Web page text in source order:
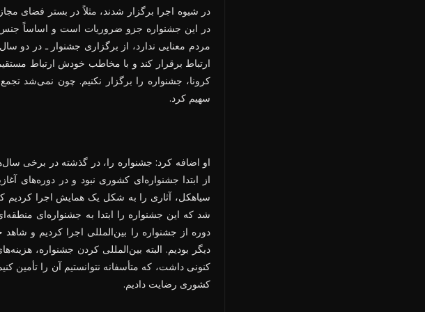
در شیوه اجرا برگزار شدند، مثلاً در بستر فضای
در این جشنواره جزو ضروریات است و اساساً جنس
مردم معنایی ندارد، از برگزاری جشنوار ـ در
ارتباط برقرار کند و با مخاطب خودش ارتباط
کرونا، جشنواره را برگزار نکنیم. چون نمی‌شد
سهیم کرد.
او اضافه کرد: جشنواره را، در گذشته در برخی
از ابتدا جشنواره‌ای کشوری نبود و در دوره‌های
سیاهکل، آثاری را به شکل یک همایش اجرا کردیم
شد که این جشنواره را ابتدا به جشنواره‌ای
دوره از جشنواره را بین‌المللی اجرا کردیم و
دیگر بودیم. البته بین‌المللی کردن جشنواره،
کنونی داشت، که متأسفانه نتوانستیم آن را
کشوری رضایت دادیم.